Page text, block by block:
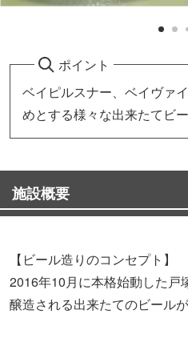
ポイント
ベイピルスナー、ベイヴァ
めとする様々な出来たてビ
施設概要
【ビール造りのコンセプト】
2016年10月に本格始動した戸
醸造される出来たてのビールが